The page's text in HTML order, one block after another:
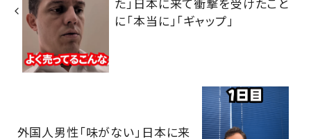
に「本当に」「ギャップ」
外国人男性「味がない」日本に来